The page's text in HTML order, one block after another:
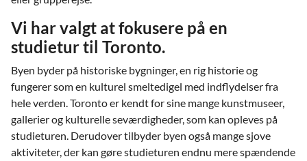
Vi har valgt at fokusere på en
studietur til Toronto.
Byen byder på historiske bygninger, en rig historie og
fungerer som en kulturel smeltedigel med indflydelser fra
hele verden. Toronto er kendt for sine mange kunstmuseer,
gallerier og kulturelle seværdigheder, som kan opleves på
studieturen. Derudover tilbyder byen også mange sjove
aktiviteter, der kan gøre studieturen endnu mere spændende